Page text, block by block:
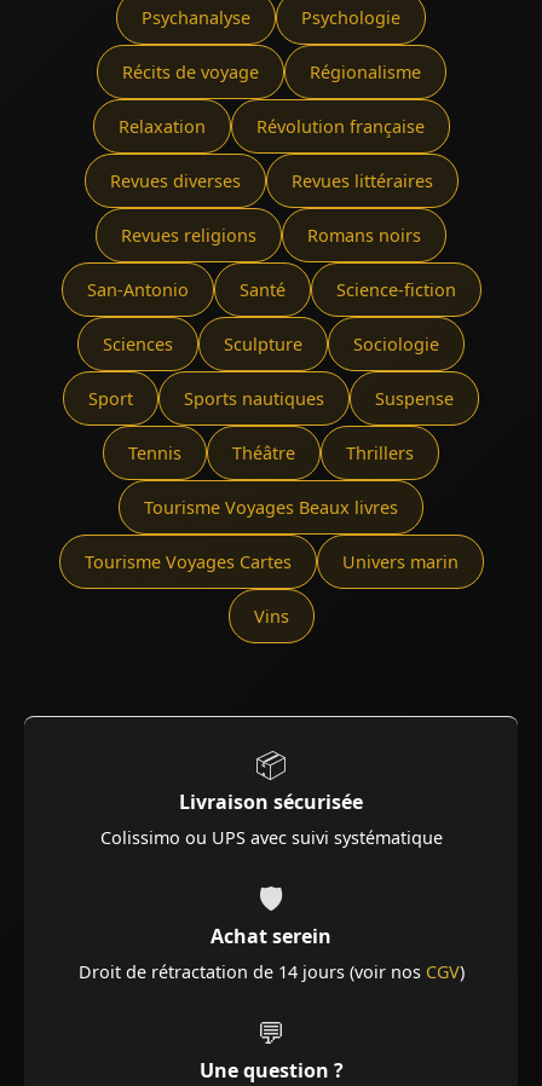
Psychanalyse Psychologie
Récits de voyage Régionalisme
Relaxation Révolution française
Revues diverses Revues littéraires
Revues religions Romans noirs
San-Antonio Santé Science-fiction
Sciences Sculpture Sociologie
Sport Sports nautiques Suspense
Tennis Théâtre Thrillers
Tourisme Voyages Beaux livres
Tourisme Voyages Cartes Univers marin
Vins
📦
Livraison sécurisée
Colissimo ou UPS avec suivi systématique
🛡️
Achat serein
Droit de rétractation de 14 jours (voir nos CGV)
💬
Une question ?